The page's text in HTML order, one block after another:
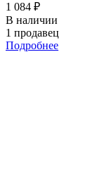
1 084 ₽
В наличии
1 продавец
Подробнее